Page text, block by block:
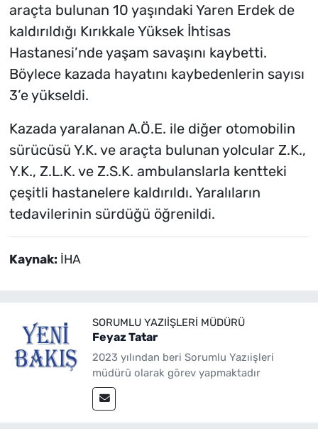
araçta bulunan 10 yaşındaki Yaren Erdek de
kaldırıldığı Kırıkkale Yüksek İhtisas
Hastanesi’nde yaşam savaşını kaybetti.
Böylece kazada hayatını kaybedenlerin sayısı
3’e yükseldi.
Kazada yaralanan A.Ö.E. ile diğer otomobilin
sürücüsü Y.K. ve araçta bulunan yolcular Z.K.,
Y.K., Z.L.K. ve Z.S.K. ambulanslarla kentteki
çeşitli hastanelere kaldırıldı. Yaralıların
tedavilerinin sürdüğü öğrenildi.
Kaynak: İHA
SORUMLU YAZIIŞLERI MÜDÜRÜ
Feyaz Tatar
2023 yılından beri Sorumlu Yazıişleri
müdürü olarak görev yapmaktadır